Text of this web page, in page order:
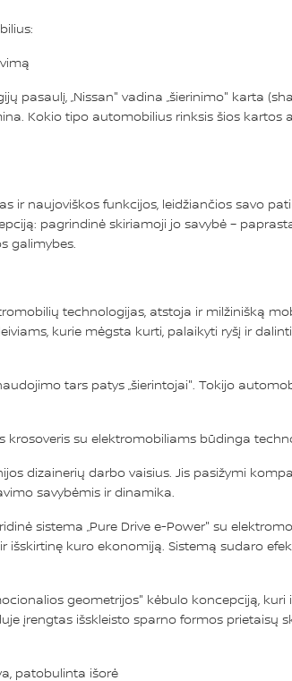
pasaulį, „Nissan" vadina „šierinimo" karta
Kokio tipo automobilius rinksis šios kartos
ir naujoviškos funkcijos, leidžiančios savo
pagrindinė skiriamoji jo savybė –
galimybes.
technologijas, atstoja ir milžinišką
kurie mėgsta kurti, palaikyti ryšį ir
tars patys „šierintojai". Tokijo
krosoveris su elektromobiliams būdinga
dizainerių darbo vaisius. Jis pasižymi
savybėmis ir dinamika.
sistema „Pure Drive e-Power" su
kuro ekonomiją. Sistemą sudaro
geometrijos" kėbulo koncepciją,
įrengtas išskleisto sparno formos
patobulinta išorė